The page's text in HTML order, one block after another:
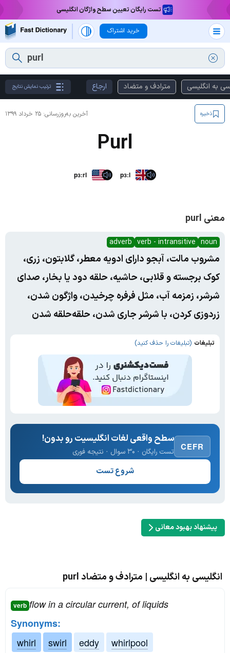
تست رایگان تعیین سطح واژگان انگلیسی
خرید اشتراک
به انگلیسی مترادف و متضاد ارجاع ترتیب نمایش نتایج
آخرین به‌روزرسانی: ۲۵ خرداد ۱۳۹۹ ذخیره
Purl
pɜːrl pɜːl
معنی purl
noun
verb - intransitive
adverb
مشروب مالت، آبجو دارای ادویه معطر، گلابتون، زری،
کوک برجسته و قلابی، حاشیه، حلقه دود یا بخار، صدای
شرشر، زمزمه آب، مثل فرفره چرخیدن، واژگون شدن،
زر‌دوزی کردن، با شرشر جاری شدن، حلقه‌حلقه شدن
تبلیغات (تبلیغات را حذف کنید)
CEFR
سطح واقعی لغات انگلیسیت رو بدون!
تست رایگان · ۳۰ سوال · نتیجه فوری
شروع تست
پیشنهاد بهبود معانی
انگلیسی به انگلیسی | مترادف و متضاد purl
verb flow in a circular current, of liquids
Synonyms:
whirl
swirl eddy whirlpool